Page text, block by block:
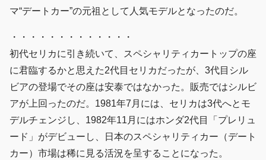
マ“デートカー”の元祖として人気モデルとなったのだ。
・・・・・・・・・・・・・
初代セリカに引き続いて、スペシャリティカートップの座
に君臨するかと思えた2代目セリカだったが、3代目シル
ビアの登場でその座は安泰ではなかった。販売ではシルビ
アが上回ったのだ。1981年7月には、セリカは3代へとモ
デルチェンジし、1982年11月にはホンダ2代目「プレリュ
ード」がデビューし、日本のスペシャリティカー（デート
カー）市場は稀に見る活況を呈することになった。